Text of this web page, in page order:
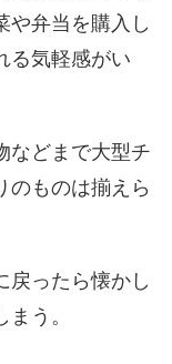
や弁当を購入し
る気軽感がい
などまで大型チ
のものは揃えら
戻ったら懐かし
う。